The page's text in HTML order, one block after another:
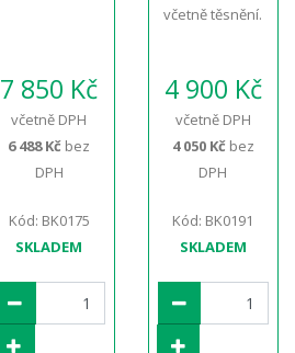
7 850 Kč
včetně DPH
6 488 Kč bez
DPH
Kód: BK0175
SKLADEM
včetně těsnění.
4 900 Kč
včetně DPH
4 050 Kčbez
DPH
Kód: BK0191
SKLADEM